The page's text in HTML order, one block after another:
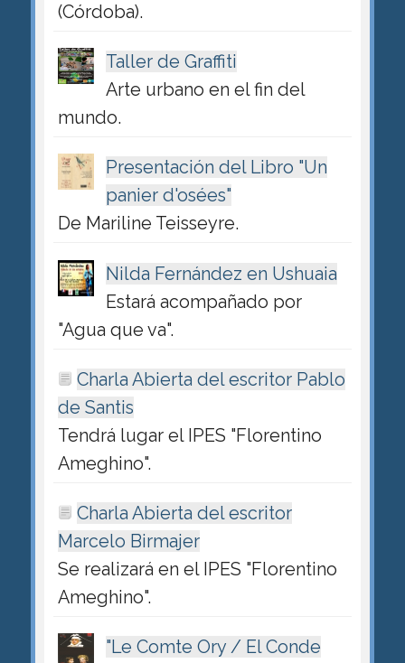
(Córdoba).
Taller de Graffiti
Arte urbano en el fin del
mundo.
Presentación del Libro "Un
panier d'osées"
De Mariline Teisseyre.
Nilda Fernández en Ushuaia
Estará acompañado por
"Agua que va".
Charla Abierta del escritor Pablo
de Santis
Tendrá lugar el IPES "Florentino
Ameghino".
Charla Abierta del escritor
Marcelo Birmajer
Se realizará en el IPES "Florentino
Ameghino".
"Le Comte Ory / El Conde